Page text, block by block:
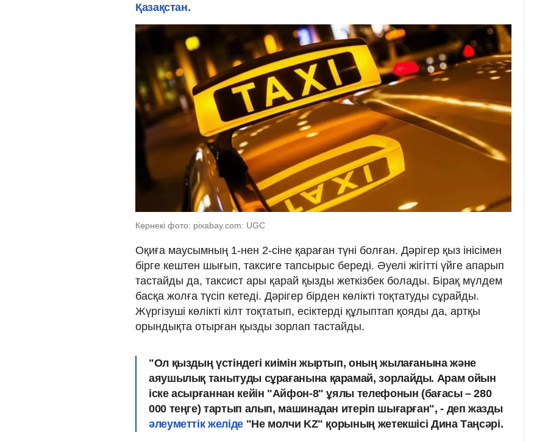
Қазақстан.
Көрнекі фото: pixabay.com: UGC
Оқиға маусымның 1-нен 2-сіне қараған түні болған. Дәрігер қыз інісімен
бірге кештен шығып, таксиге тапсырыс береді. Әуелі жігітті үйге апарып
тастайды да, таксист ары қарай қызды жеткізбек болады. Бірақ мүлдем
басқа жолға түсіп кетеді. Дәрігер бірден көлікті тоқтатуды сұрайды.
Жүргізуші көлікті кілт тоқтатып, есіктерді құлыптап қояды да, артқы
орындықта отырған қызды зорлап тастайды.
"Ол қыздың үстіндегі киімін жыртып, оның жылағанына және
аяушылық танытуды сұрағанына қарамай, зорлайды. Арам ойын
іске асырғаннан кейін "Айфон-8" ұялы телефонын (бағасы – 280
000 теңге) тартып алып, машинадан итеріп шығарған", - деп жазды
әлеуметтік желіде"Не молчи KZ" қорының жетекшісі Дина Таңсәрі.